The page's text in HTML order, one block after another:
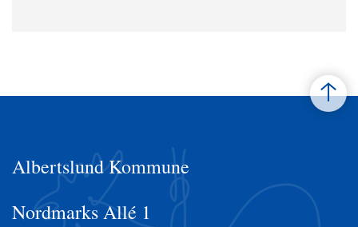
Albertslund Kommune
Nordmarks Allé 1